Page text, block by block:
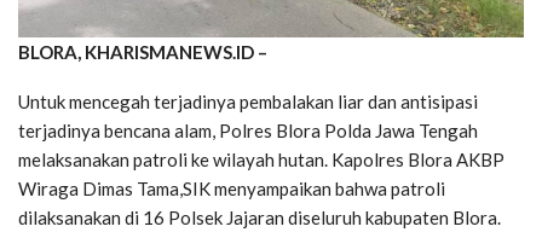
BLORA, KHARISMANEWS.ID –
Untuk mencegah terjadinya pembalakan liar dan antisipasi
terjadinya bencana alam, Polres Blora Polda Jawa Tengah
melaksanakan patroli ke wilayah hutan. Kapolres Blora AKBP
Wiraga Dimas Tama,SIK menyampaikan bahwa patroli
dilaksanakan di 16 Polsek Jajaran diseluruh kabupaten Blora.